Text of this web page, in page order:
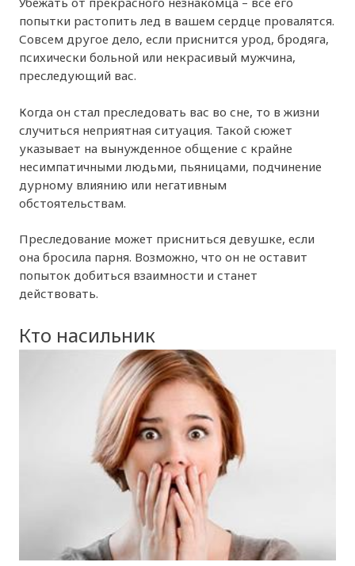
попытки растопить лед в вашем сердце провалятся.
Совсем другое дело, если приснится урод, бродяга,
психически больной или некрасивый мужчина,
преследующий вас.
Когда он стал преследовать вас во сне, то в жизни
случиться неприятная ситуация. Такой сюжет
указывает на вынужденное общение с крайне
несимпатичными людьми, пьяницами, подчинение
дурному влиянию или негативным
обстоятельствам.
Преследование может присниться девушке, если
она бросила парня. Возможно, что он не оставит
попыток добиться взаимности и станет
действовать.
Кто насильник